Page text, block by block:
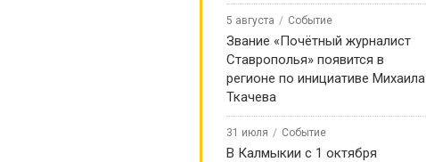
5 августа Событие
Звание «Почётный журналист
Ставрополья» появится в
регионе по инициативе Михаила
Ткачева
31 июля Событие
В Калмыкии с 1 октября